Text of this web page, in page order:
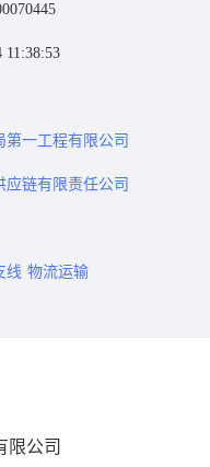
11:38:53
第一工程有限公司
应链有限责任公司
线 物流运输
限公司